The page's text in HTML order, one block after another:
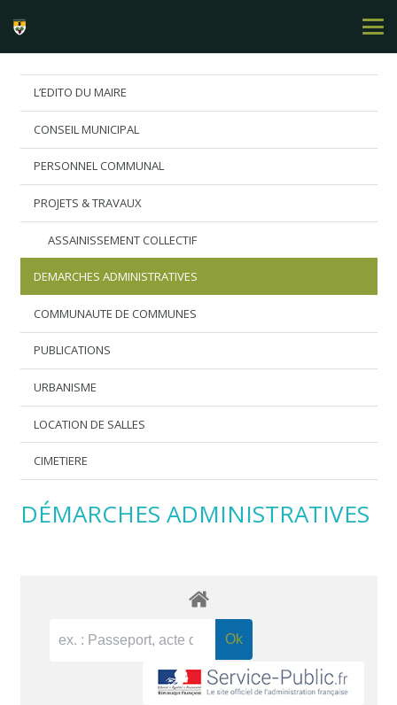
L’EDITO DU MAIRE
CONSEIL MUNICIPAL
PERSONNEL COMMUNAL
PROJETS & TRAVAUX
ASSAINISSEMENT COLLECTIF
DEMARCHES ADMINISTRATIVES
COMMUNAUTE DE COMMUNES
PUBLICATIONS
URBANISME
LOCATION DE SALLES
CIMETIERE
DÉMARCHES ADMINISTRATIVES